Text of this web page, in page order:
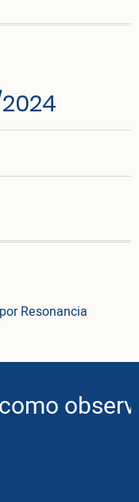
Resonancia